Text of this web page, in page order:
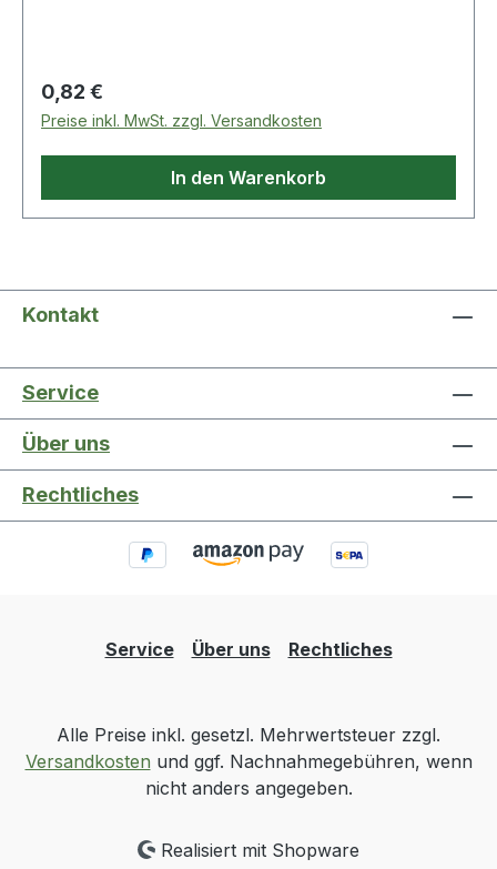
Regulärer Preis:
0,82 €
Preise inkl. MwSt. zzgl. Versandkosten
In den Warenkorb
Kontakt
Service
Über uns
Rechtliches
Service Über uns Rechtliches
Alle Preise inkl. gesetzl. Mehrwertsteuer zzgl.
Versandkosten und ggf. Nachnahmegebühren, wenn
nicht anders angegeben.
Realisiert mit Shopware